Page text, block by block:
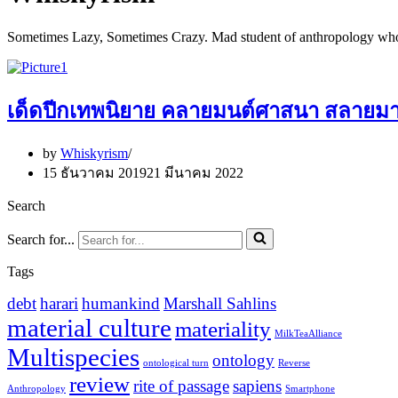
Sometimes Lazy, Sometimes Crazy. Mad student of anthropology
เด็ดปีกเทพนิยาย คลายมนต์ศาสนา สลายม
by Whiskyrism
15 ธันวาคม 201921 มีนาคม 2022
Search
Search for...
Tags
debtharari humankind Marshall Sahlins
material culturemateriality MilkTeaAlliance
Multispecies ontological turn ontology Reverse
Anthropology reviewrite of passagesapiens Smartphone